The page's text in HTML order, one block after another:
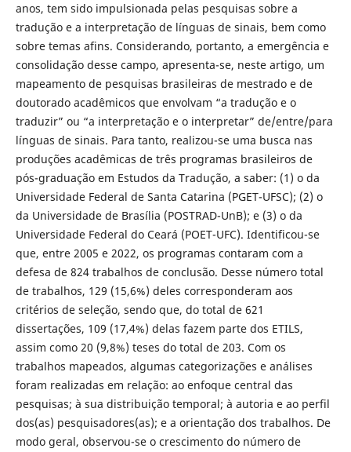
anos, tem sido impulsionada pelas pesquisas sobre a
tradução e a interpretação de línguas de sinais, bem como
sobre temas afins. Considerando, portanto, a emergência e
consolidação desse campo, apresenta-se, neste artigo, um
mapeamento de pesquisas brasileiras de mestrado e de
doutorado acadêmicos que envolvam “a tradução e o
traduzir” ou “a interpretação e o interpretar” de/entre/para
línguas de sinais. Para tanto, realizou-se uma busca nas
produções acadêmicas de três programas brasileiros de
pós-graduação em Estudos da Tradução, a saber: (1) o da
Universidade Federal de Santa Catarina (PGET-UFSC); (2) o
da Universidade de Brasília (POSTRAD-UnB); e (3) o da
Universidade Federal do Ceará (POET-UFC). Identificou-se
que, entre 2005 e 2022, os programas contaram com a
defesa de 824 trabalhos de conclusão. Desse número total
de trabalhos, 129 (15,6%) deles corresponderam aos
critérios de seleção, sendo que, do total de 621
dissertações, 109 (17,4%) delas fazem parte dos ETILS,
assim como 20 (9,8%) teses do total de 203. Com os
trabalhos mapeados, algumas categorizações e análises
foram realizadas em relação: ao enfoque central das
pesquisas; à sua distribuição temporal; à autoria e ao perfil
dos(as) pesquisadores(as); e a orientação dos trabalhos. De
modo geral, observou-se o crescimento do número de